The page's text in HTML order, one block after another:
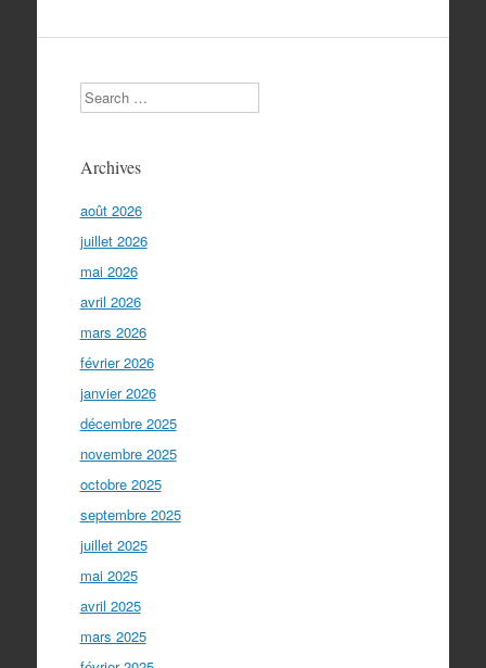
Search
Archives
août 2026
juillet 2026
mai 2026
avril 2026
mars 2026
février 2026
janvier 2026
décembre 2025
novembre 2025
octobre 2025
septembre 2025
juillet 2025
mai 2025
avril 2025
mars 2025